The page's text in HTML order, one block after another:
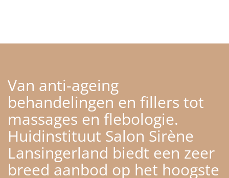
Van anti-ageing
behandelingen en fillers tot
massages en flebologie.
Huidinstituut Salon Sirène
Lansingerland biedt een zeer
breed aanbod op het hoogste